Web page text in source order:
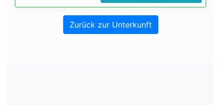
Zurück zur Unterkunft